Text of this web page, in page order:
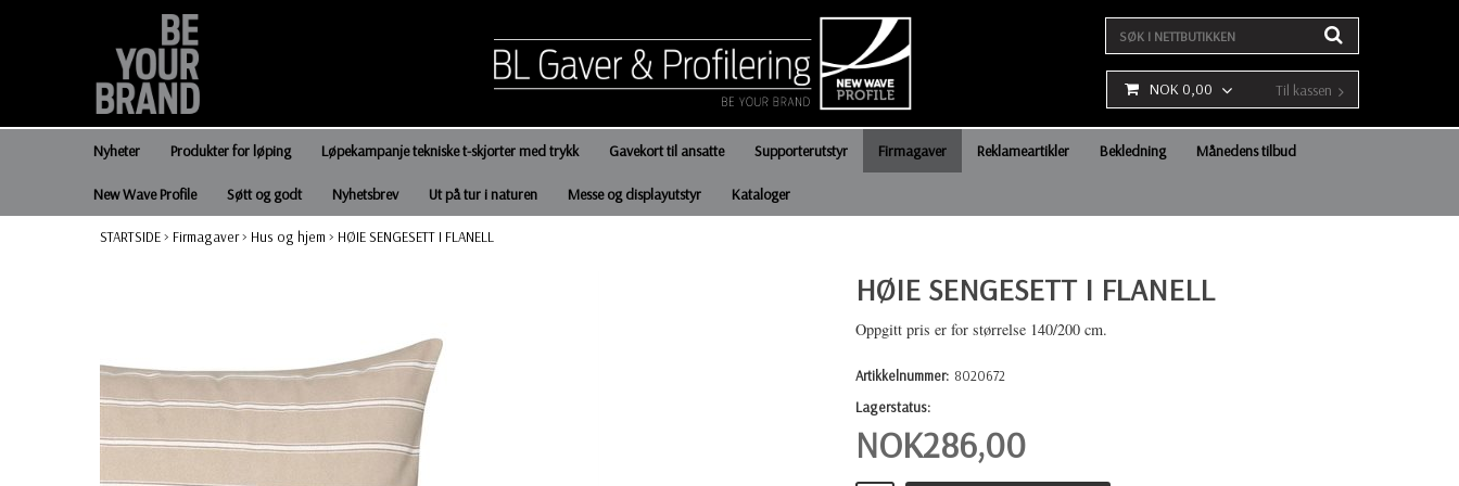
NOK 0,00 Til kassen
Nyheter Produkter for løping Løpekampanje tekniske t-skjorter med trykk Gavekort til ansatte Supporterutstyr Firmagaver Reklameartikler Bekledning Månedens tilbud
New Wave Profile Søtt og godt Nyhetsbrev Ut på tur i naturen Messe og displayutstyr Kataloger
STARTSIDE> Firmagaver> Hus og hjem > HØIE SENGESETT I FLANELL
HØIE SENGESETT I FLANELL
Oppgitt pris er for størrelse 140/200 cm.
Artikkelnummer: 8020672
Lagerstatus:
NOK286,00